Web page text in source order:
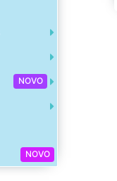
NOVO
NOVO